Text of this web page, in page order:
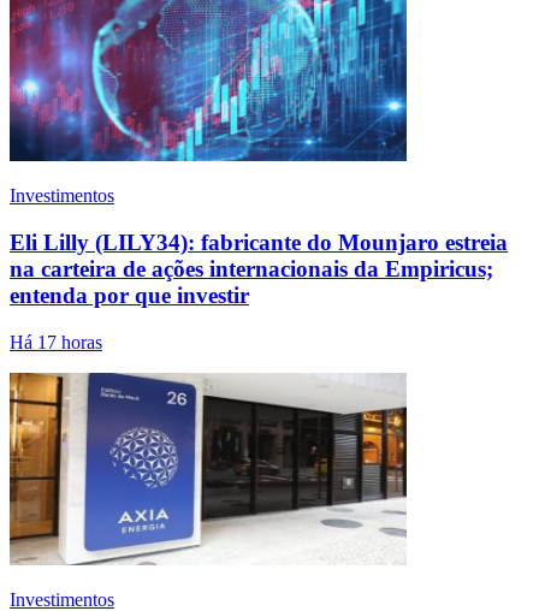
Investimentos
Eli Lilly (LILY34): fabricante do Mounjaro estreia
na carteira de ações internacionais da Empiricus;
entenda por que investir
Há 17 horas
Investimentos